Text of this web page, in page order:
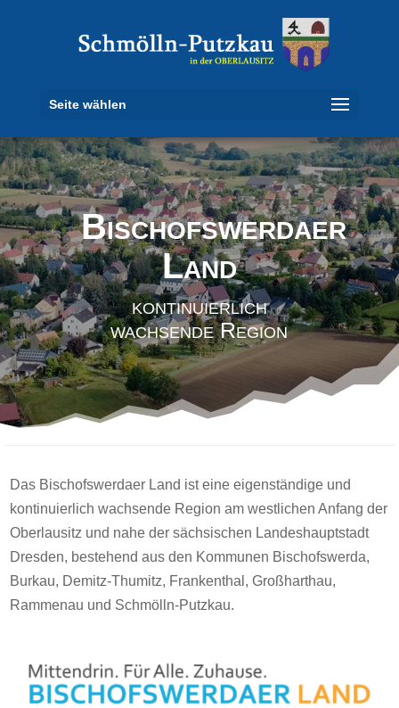
Seite wählen
Bischofswerdaer
Land
kontinuierlich
wachsende Region
Das Bischofswerdaer Land ist eine eigenständige und
kontinuierlich wachsende Region am westlichen Anfang der
Oberlausitz und nahe der sächsischen Landeshauptstadt
Dresden, bestehend aus den Kommunen Bischofswerda,
Burkau, Demitz-Thumitz, Frankenthal, Großharthau,
Rammenau und Schmölln-Putzkau.